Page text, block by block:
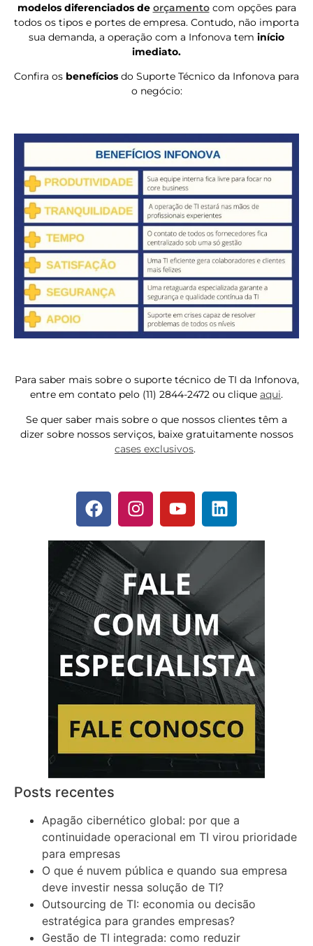
modelos diferenciados de orçamentocom opções para
todos os tipos e portes de empresa. Contudo, não importa
sua demanda, a operação com a Infonova tem início
imediato.
Confira os benefícios do Suporte Técnico da Infonova para
o negócio:
Para saber mais sobre o suporte técnico de TI da Infonova,
entre em contato pelo (11) 2844-2472 ou clique aqui.
Se quer saber mais sobre o que nossos clientes têm a
dizer sobre nossos serviços, baixe gratuitamente nossos
cases exclusivos.
Posts recentes
Apagão cibernético global: por que a
continuidade operacional em TI virou prioridade
para empresas
O que é nuvem pública e quando sua empresa
deve investir nessa solução de TI?
Outsourcing de TI: economia ou decisão
estratégica para grandes empresas?
Gestão de TI integrada: como reduzir